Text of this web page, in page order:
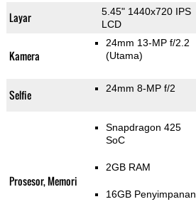
Layar
5.45" 1440x720 IPS
LCD
Kamera
24mm 13-MP f/2.2
(Utama)
Selfie 24mm 8-MP f/2
Prosesor, Memori
Snapdragon 425
SoC
2GB RAM
16GB Penyimpanan